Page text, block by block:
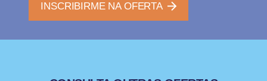
INSCRIBIRME NA OFERTA